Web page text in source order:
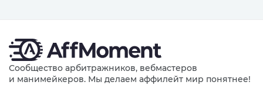
Сообщество арбитражников, вебмастеров
и манимейкеров. Мы делаем аффилейт мир понятнее!